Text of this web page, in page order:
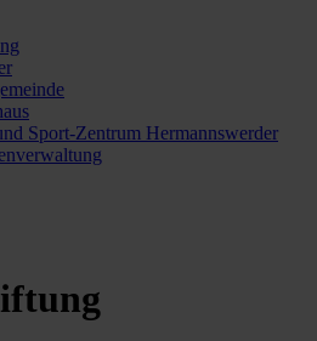
Sport-Zentrum Hermannswerder